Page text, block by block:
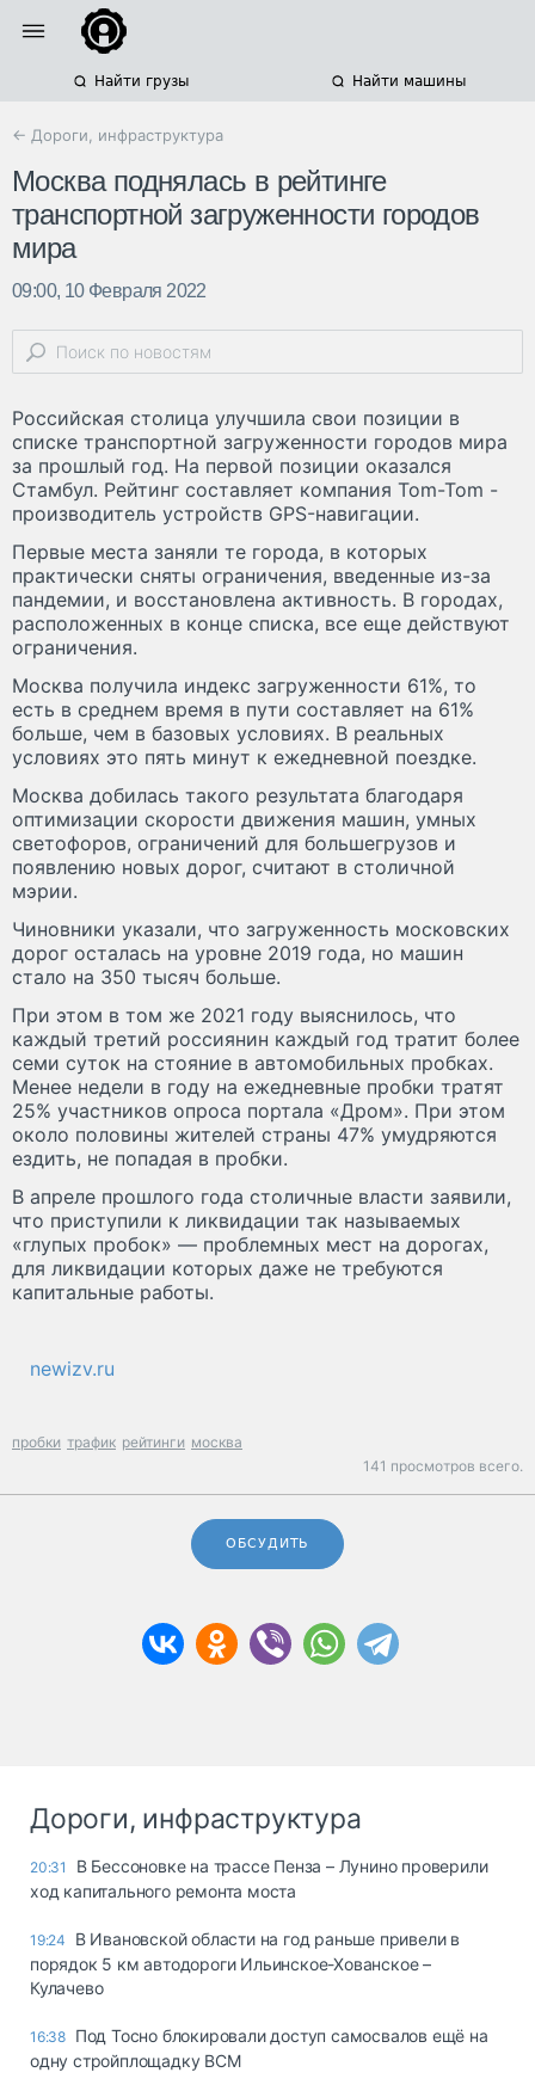
Найти грузы Найти машины
← Дороги, инфраструктура
Москва поднялась в рейтинге
транспортной загруженности городов
мира
09:00, 10 Февраля 2022
Российская столица улучшила свои позиции в
списке транспортной загруженности городов мира
за прошлый год. На первой позиции оказался
Стамбул. Рейтинг составляет компания Tom-Tom -
производитель устройств GPS-навигации.
Первые места заняли те города, в которых
практически сняты ограничения, введенные из-за
пандемии, и восстановлена активность. В городах,
расположенных в конце списка, все еще действуют
ограничения.
Москва получила индекс загруженности 61%, то
есть в среднем время в пути составляет на 61%
больше, чем в базовых условиях. В реальных
условиях это пять минут к ежедневной поездке.
Москва добилась такого результата благодаря
оптимизации скорости движения машин, умных
светофоров, ограничений для большегрузов и
появлению новых дорог, считают в столичной
мэрии.
Чиновники указали, что загруженность московских
дорог осталась на уровне 2019 года, но машин
стало на 350 тысяч больше.
При этом в том же 2021 году выяснилось, что
каждый третий россиянин каждый год тратит более
семи суток на стояние в автомобильных пробках.
Менее недели в году на ежедневные пробки тратят
25% участников опроса портала «Дром». При этом
около половины жителей страны 47% умудряются
ездить, не попадая в пробки.
В апреле прошлого года столичные власти заявили,
что приступили к ликвидации так называемых
«глупых пробок» — проблемных мест на дорогах,
для ликвидации которых даже не требуются
капитальные работы.
newizv.ru
пробки трафик рейтинги москва
141 просмотров всего.
ОБСУДИТЬ
Дороги, инфраструктура
20:31
В Бессоновке на трассе Пенза – Лунино проверили
ход капитального ремонта моста
19:24
В Ивановской области на год раньше привели в
порядок 5 км автодороги Ильинское-Хованское –
Кулачево
16:38 Под Тосно блокировали доступ самосвалов ещё на
одну стройплощадку ВСМ